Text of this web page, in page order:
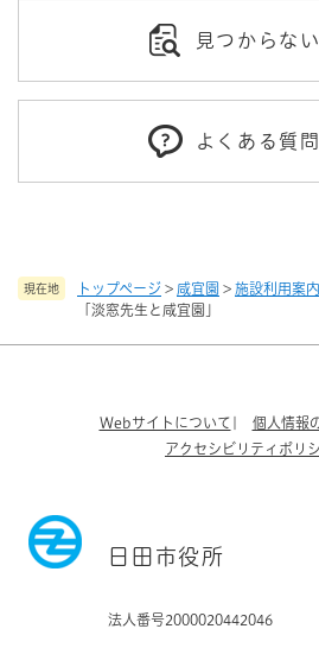
現在地 トップページ > 咸宜園 > 施設利用案内
「淡窓先生と咸宜園」
見つからな
よくある質
Webサイトについて 個人情報
アクセシビリティポリ
日田市役所
法人番号2000020442046